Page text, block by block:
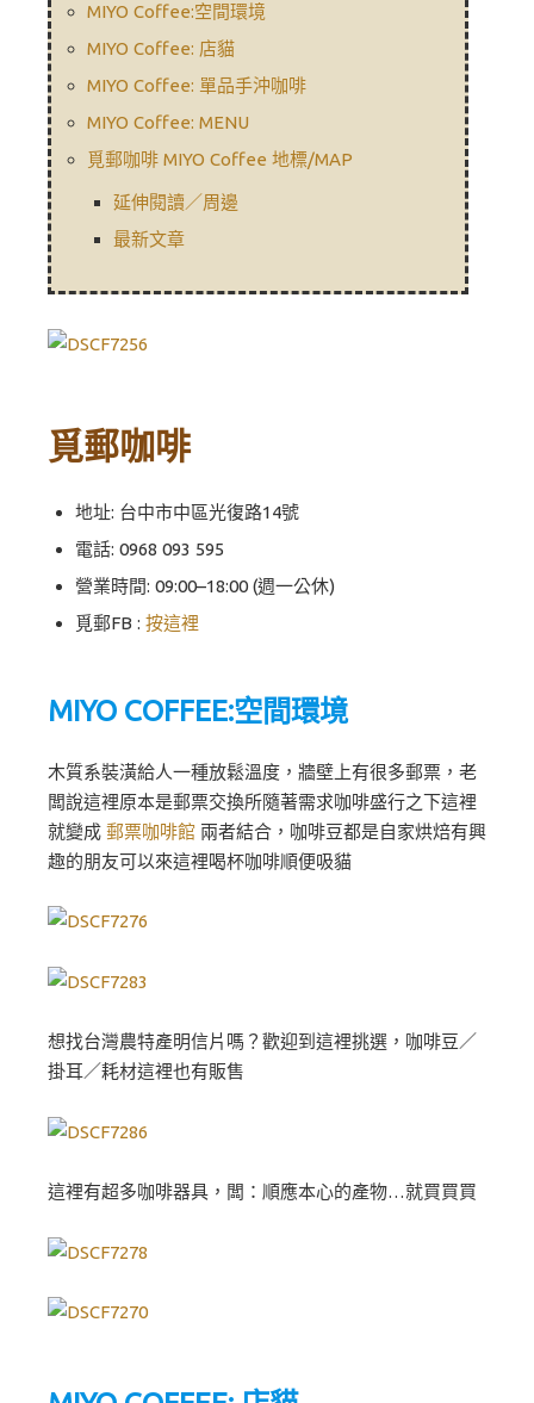
MIYO Coffee:空間環境
MIYO Coffee: 店貓
MIYO Coffee: 單品手沖咖啡
MIYO Coffee: MENU
覓郵咖啡 MIYO Coffee 地標/MAP
延伸閱讀／周邊
最新文章
覓郵咖啡
地址: 台中市中區光復路14號
電話: 0968 093 595
營業時間: 09:00–18:00 (週一公休)
覓郵FB : 按這裡
MIYO COFFEE:空間環境
木質系裝潢給人一種放鬆溫度，牆壁上有很多郵票，老
闆說這裡原本是郵票交換所隨著需求咖啡盛行之下這裡
就變成 郵票咖啡館 兩者結合，咖啡豆都是自家烘焙有興
趣的朋友可以來這裡喝杯咖啡順便吸貓
想找台灣農特產明信片嗎？歡迎到這裡挑選，咖啡豆／
掛耳／耗材這裡也有販售
這裡有超多咖啡器具，闆：順應本心的產物…就買買買